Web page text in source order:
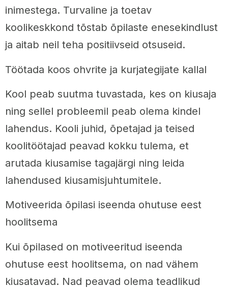
inimestega. Turvaline ja toetav
koolikeskkond tõstab õpilaste enesekindlust
ja aitab neil teha positiivseid otsuseid.
Töötada koos ohvrite ja kurjategijate kallal
Kool peab suutma tuvastada, kes on kiusaja
ning sellel probleemil peab olema kindel
lahendus. Kooli juhid, õpetajad ja teised
koolitöötajad peavad kokku tulema, et
arutada kiusamise tagajärgi ning leida
lahendused kiusamisjuhtumitele.
Motiveerida õpilasi iseenda ohutuse eest
hoolitsema
Kui õpilased on motiveeritud iseenda
ohutuse eest hoolitsema, on nad vähem
kiusatavad. Nad peavad olema teadlikud